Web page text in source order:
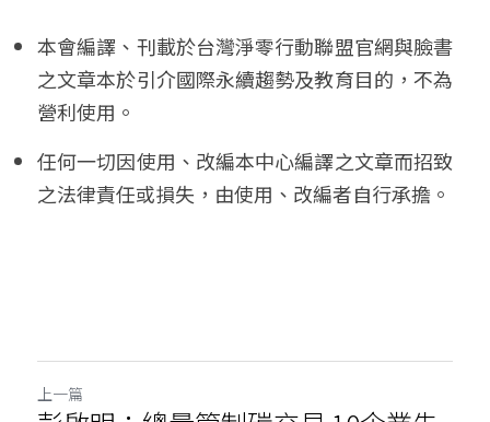
本會編譯、刊載於台灣淨零行動聯盟官網與臉書
之文章本於引介國際永續趨勢及教育目的，不為
營利使用。
任何一切因使用、改編本中心編譯之文章而招致
之法律責任或損失，由使用、改編者自行承擔。
上一篇